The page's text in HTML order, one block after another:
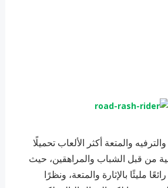
والمتعة أكثر الألعاب تحميلًا
من قبل الشباب والمراهقين، حيث
مليئًا بالإثارة والمتعة، ونظرًا